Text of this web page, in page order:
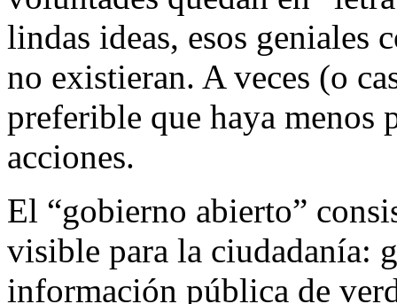
lindas ideas, esos geniales
no existieran. A veces (o
preferible que haya menos
acciones.
El “gobierno abierto”
visible para la ciudadanía:
información pública de